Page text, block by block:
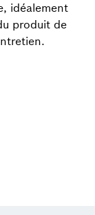
idéalement
produit de